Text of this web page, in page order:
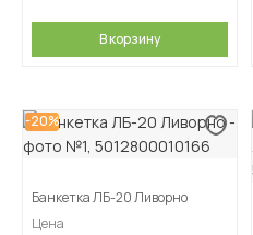
В корзину
-20%
Банкетка ЛБ-20 Ливорно
Цена